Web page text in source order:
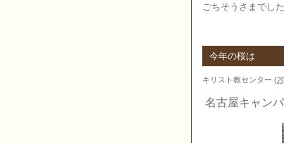
ごちそうさまでした
今年の桜は
キリスト教センター (
名古屋キャン